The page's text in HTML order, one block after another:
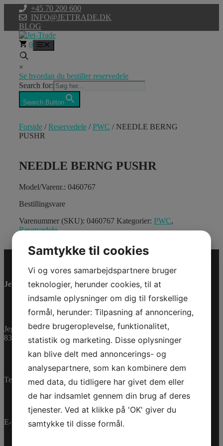
indhold
+45 70 200 600
INFO@JETTRADE.DK
BLOG
0
×
Se hvordan du bestiller reservedele
Search for:
Search Button
Forside /Reservedele /PWC / NEEDLE BERNG
PUSHR
NEEDLE BERNG PUSHR
Model/Varenr.: 0460767
Bestillingsvare
Varenummer (SKU): 0460767 Kategorier: PWC,
Reservedele
Jet-Trade Powersport
Jegstrupvej 280
8361 Hasselager
Telefon:+45 70 200 600
E-mail:info@jettrade.dk
Samtykke til cookies
Vi og vores samarbejdspartnere bruger
teknologier, herunder cookies, til at
indsamle oplysninger om dig til forskellige
formål, herunder: Tilpasning af annoncering,
bedre brugeroplevelse, funktionalitet,
statistik og marketing. Disse oplysninger
kan blive delt med annoncerings- og
analysepartnere, som kan kombinere dem
med data, du tidligere har givet dem eller
de har indsamlet gennem din brug af deres
tjenester. Ved at klikke på 'OK' giver du
samtykke til disse formål.